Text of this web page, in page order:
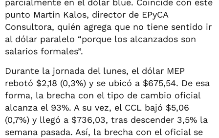
parcialmente en el dólar blue. Coincide con este
punto Martín Kalos, director de EPyCA
Consultora, quién agrega que no tiene sentido ir
al dólar paralelo “porque los alcanzados son
salarios formales”.
Durante la jornada del lunes, el dólar MEP
rebotó $2,18 (0,3%) y se ubicó a $675,54. De esa
forma, la brecha con el tipo de cambio oficial
alcanza el 93%. A su vez, el CCL bajó $5,06
(0,7%) y llegó a $736,03, tras descender 3,5% la
semana pasada. Así, la brecha con el oficial se